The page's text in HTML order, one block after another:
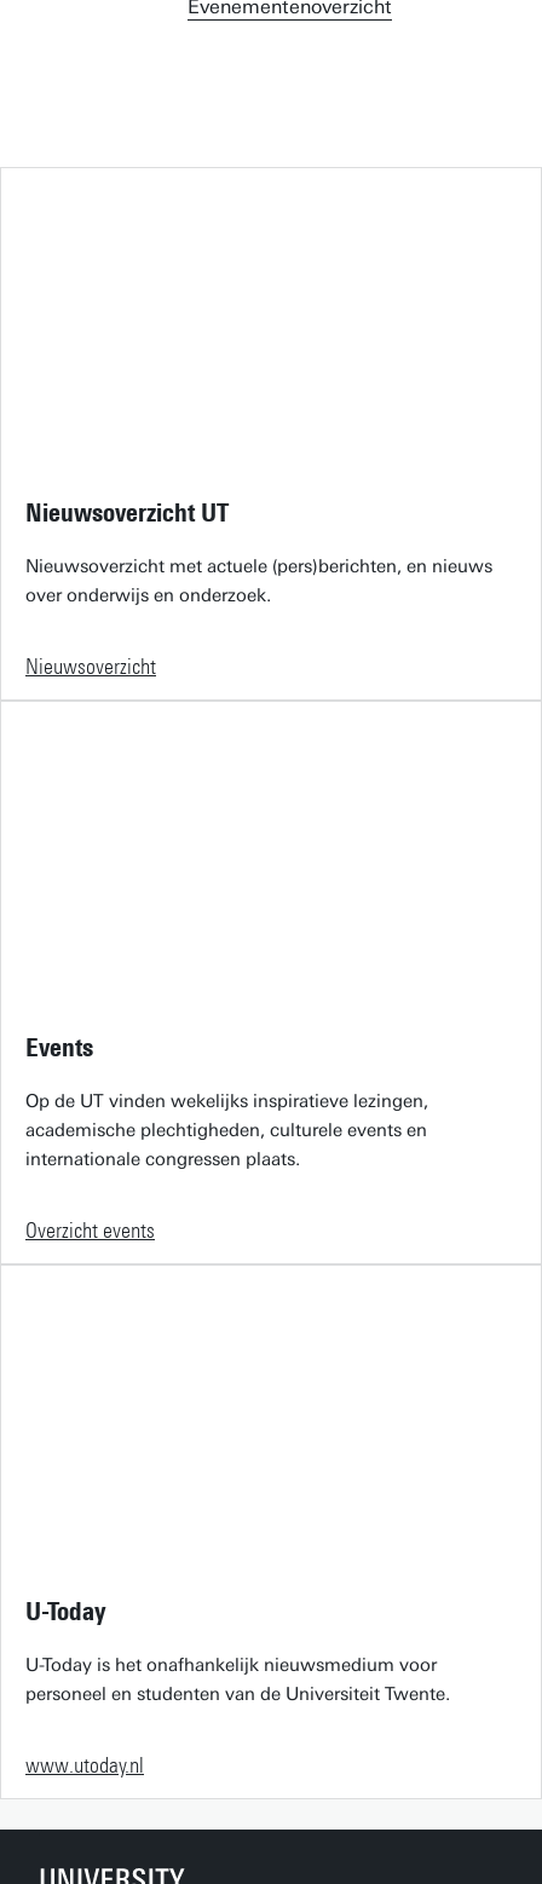
Evenementenoverzicht
Nieuwsoverzicht UT
Nieuwsoverzicht met actuele (pers)berichten, en nieuws
over onderwijs en onderzoek.
Nieuwsoverzicht
Events
Op de UT vinden wekelijks inspiratieve lezingen,
academische plechtigheden, culturele events en
internationale congressen plaats.
Overzicht events
U-Today
U-Today is het onafhankelijk nieuwsmedium voor
personeel en studenten van de Universiteit Twente.
www.utoday.nl